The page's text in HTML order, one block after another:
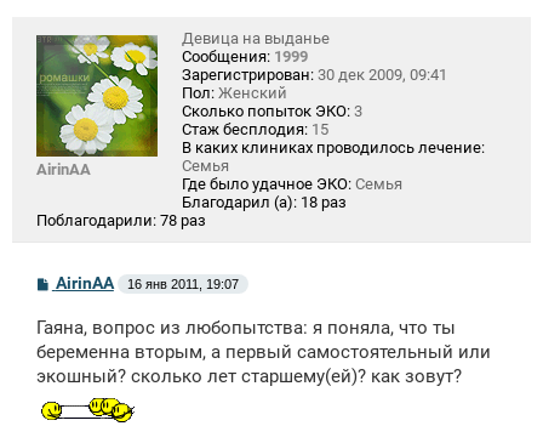
AirinAA
Девица на выданье
Сообщения: 1999
Зарегистрирован: 30 дек 2009, 09:41
Пол: Женский
Сколько попыток ЭКО: 3
Стаж бесплодия: 15
В каких клиниках проводилось лечение:
Семья
Где было удачное ЭКО: Семья
Благодарил (а): 18 раз
Поблагодарили: 78 раз
С
б
щ
е
н
и
е
AirinAA 16 янв 2011, 19:07
Гаяна, вопрос из любопытства: я поняла, что ты
беременна вторым, а первый самостоятельный или
экошный? сколько лет старшему(ей)? как зовут?